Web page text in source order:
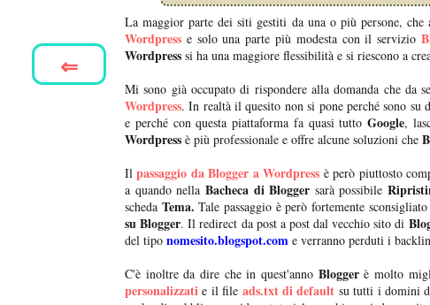
La maggior parte dei siti gestiti da una o più persone,
Wordpress e solo una parte più modesta con il servizio
Wordpress si ha una maggiore flessibilità e si riescono a
Mi sono già occupato di rispondere alla domanda che da
Wordpress. In realtà il quesito non si pone perché sono
e perché con questa piattaforma fa quasi tutto Google,
Wordpress è più professionale e offre alcune soluzioni che
Ilpassaggio da Blogger a Wordpress è però piuttosto
a quando nella Bacheca di Blogger sarà possibile
scheda Tema.Tale passaggio è però fortemente
su Blogger. Il redirect da post a post dal vecchio sito di
del tipo nomesito.blogspot.com e verranno perduti i
C'è inoltre da dire che in quest'anno Bloggerè molto
personalizzati e il file ads.txt di default su tutti i domini
⇐